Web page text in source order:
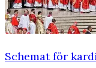
Schemat för